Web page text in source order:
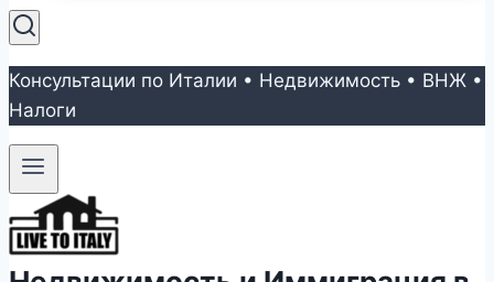
Консультации по Италии • Недвижимость • ВНЖ •
Налоги